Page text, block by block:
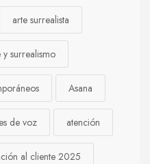
arte surrealista
y surrealismo
Asana
de voz atención
al cliente 2025